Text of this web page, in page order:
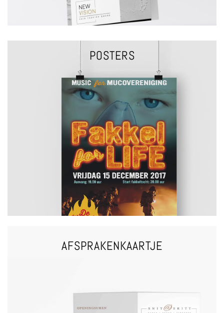
POSTERS
POSTERS
VRAAG EEN OFFERTE
AFSPRAKENKAARTJE
VRAAG EEN OFFERTE